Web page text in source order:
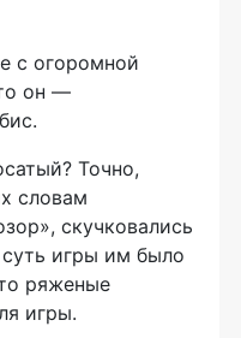
с огоромной
он —
Точно,
словам
скучковались
игры им было
ряженые
игры.